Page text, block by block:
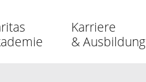
Karriere
& Ausbildung